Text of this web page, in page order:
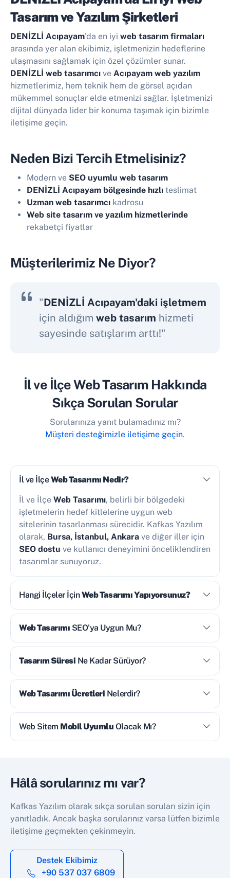
Tasarım ve Yazılım Şirketleri
DENİZLİ Acıpayam'da en iyi web tasarım firmaları
arasında yer alan ekibimiz, işletmenizin hedeflerine
ulaşmasını sağlamak için özel çözümler sunar.
DENİZLİ web tasarımcı ve Acıpayam web yazılım
hizmetlerimiz, hem teknik hem de görsel açıdan
mükemmel sonuçlar elde etmenizi sağlar. İşletmenizi
dijital dünyada lider bir konuma taşımak için bizimle
iletişime geçin.
Neden Bizi Tercih Etmelisiniz?
Modern ve SEO uyumlu web tasarım
DENİZLİ Acıpayam bölgesinde hızlı teslimat
Uzman web tasarımcı kadrosu
Web site tasarım ve yazılım hizmetlerinde
rekabetçi fiyatlar
Müşterilerimiz Ne Diyor?
"DENİZLİ Acıpayam'daki işletmem
için aldığım web tasarım hizmeti
sayesinde satışlarım arttı!"
İl ve İlçe Web Tasarım Hakkında
Sıkça Sorulan Sorular
Sorularınıza yanıt bulamadınız mı?
Müşteri desteğimizle iletişime geçin.
İl ve İlçeWeb Tasarımı Nedir?
İl ve İlçe Web Tasarımı, belirli bir bölgedeki
işletmelerin hedef kitlelerine uygun web
sitelerinin tasarlanması sürecidir. Kafkas Yazılım
olarak, Bursa, İstanbul, Ankara ve diğer iller için
SEO dostu ve kullanıcı deneyimini önceliklendiren
tasarımlar sunuyoruz.
Hangi İlçeler İçinWeb Tasarımı Yapıyorsunuz?
Web Tasarımı SEO'ya Uygun Mu?
Tasarım Süresi Ne Kadar Sürüyor?
Web Tasarımı Ücretleri Nelerdir?
Web Sitem Mobil Uyumlu Olacak Mı?
Hâlâ sorularınız mı var?
Kafkas Yazılım olarak sıkça sorulan soruları sizin için
yanıtladık. Ancak başka sorularınız varsa lütfen bizimle
iletişime geçmekten çekinmeyin.
Destek Ekibimiz
+90 537 037 6809